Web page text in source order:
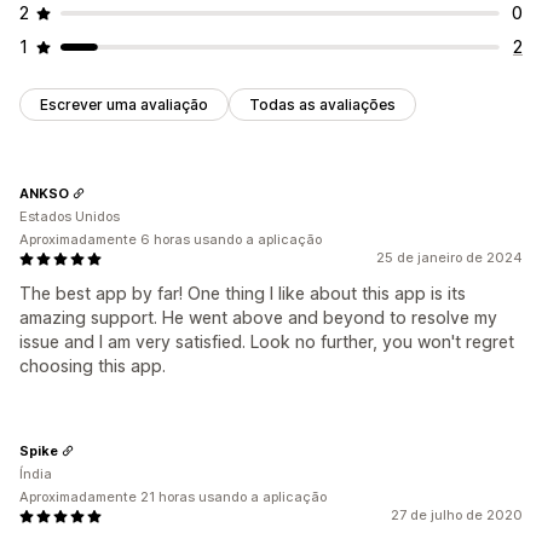
2
0
1
2
Escrever uma avaliação Todas as avaliações
25 de janeiro de 2024
The best app by far! One thing I like about this app is its
amazing support. He went above and beyond to resolve my
issue and I am very satisfied. Look no further, you won't regret
choosing this app.
ANKSO
Estados Unidos
Aproximadamente 6 horas usando a aplicação
27 de julho de 2020
Spike
Índia
Aproximadamente 21 horas usando a aplicação